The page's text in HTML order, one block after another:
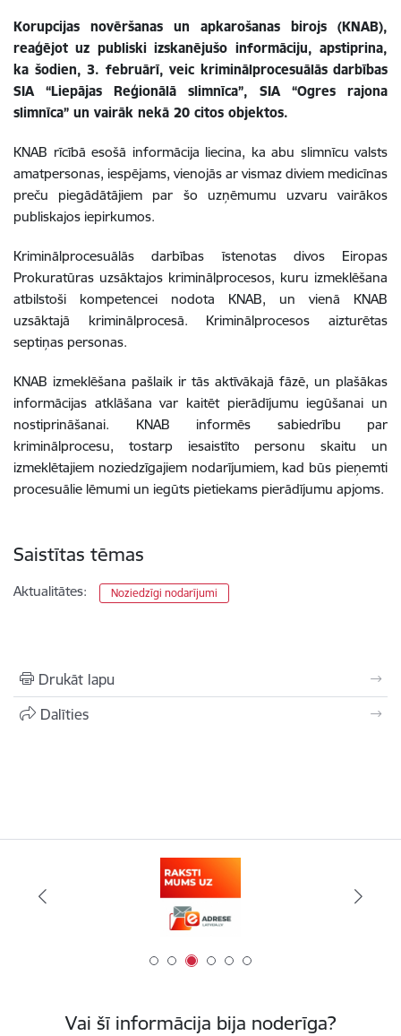
Korupcijas novēršanas un apkarošanas birojs (KNAB),
reaģējot uz publiski izskanējušo informāciju, apstiprina,
ka šodien, 3. februārī, veic kriminālprocesuālās darbības
SIA “Liepājas Reģionālā slimnīca”, SIA “Ogres rajona
slimnīca” un vairāk nekā 20 citos objektos.
KNAB rīcībā esošā informācija liecina, ka abu slimnīcu valsts
amatpersonas, iespējams, vienojās ar vismaz diviem medicīnas
preču piegādātājiem par šo uzņēmumu uzvaru vairākos
publiskajos iepirkumos.
Kriminālprocesuālās darbības īstenotas divos Eiropas
Prokuratūras uzsāktajos kriminālprocesos, kuru izmeklēšana
atbilstoši kompetencei nodota KNAB, un vienā KNAB
uzsāktajā kriminālprocesā. Kriminālprocesos aizturētas
septiņas personas.
KNAB izmeklēšana pašlaik ir tās aktīvākajā fāzē, un plašākas
informācijas atklāšana var kaitēt pierādījumu iegūšanai un
nostiprināšanai. KNAB informēs sabiedrību par
kriminālprocesu, tostarp iesaistīto personu skaitu un
izmeklētajiem noziedzīgajiem nodarījumiem, kad būs pieņemti
procesuālie lēmumi un iegūts pietiekams pierādījumu apjoms.
Saistītas tēmas
Aktualitātes: Noziedzīgi nodarījumi
Drukāt lapu
Dalīties
Vai šī informācija bija noderīga?